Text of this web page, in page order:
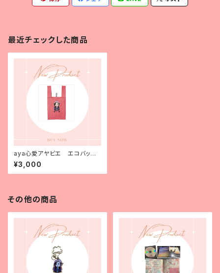
最近チェックした商品
aya心愛アヤビエ エコバッ
グ セット
¥3,000
その他の商品